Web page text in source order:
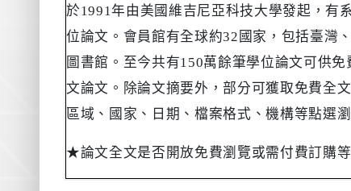
於1991年由美國維吉尼亞科技大學發起，有
位論文。會員館有全球約32 國家，包括臺灣
圖書館。至今共有150萬餘筆學位論文可供
文論文。除論文摘要外，部分可獲取免費全
區域、國家、日期、檔案格式、機構等點選瀏
★論文全文是否開放免費瀏覽或需付費訂購